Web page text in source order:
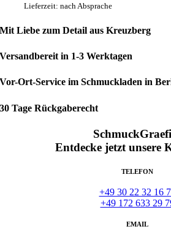
Lieferzeit: nach Absprache
Mit Liebe zum Detail aus Kreuzberg
Versandbereit in 1-3 Werktagen
Vor-Ort-Service im Schmuckladen in
30 Tage Rückgaberecht
Entdecke jetzt unsere
TELEFON
+49 30 22 32 16
+49 172 633 29
EMAIL